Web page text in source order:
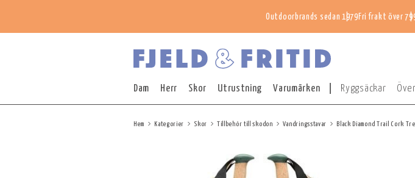
Outdoorbrands sedan 1979 Fri frakt över
Dam Herr Skor Utrustning Varumärken Ryggsäckar
Hem Kategorier Skor Tillbehör till skodon Vandringsstavar Black Diamond Trail Cork